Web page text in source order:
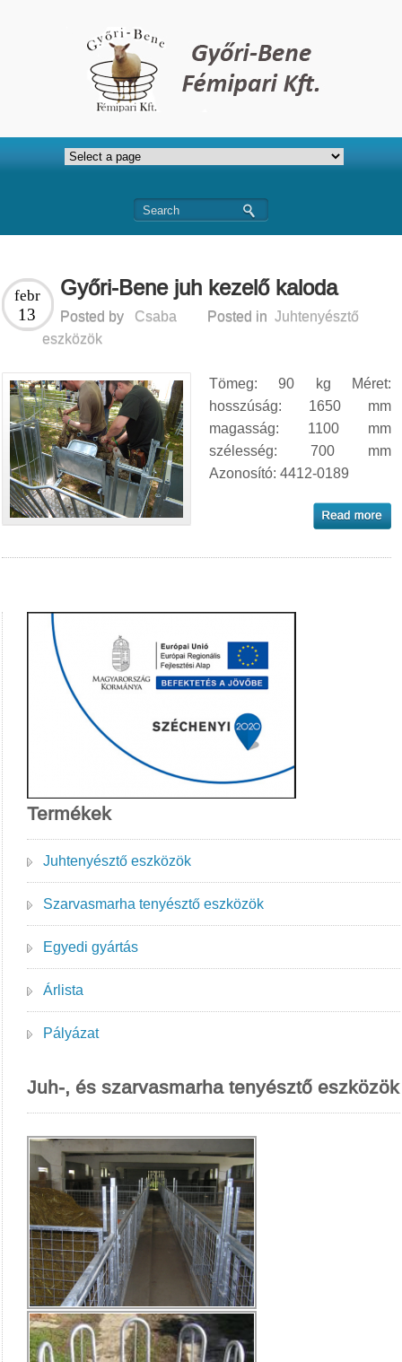
Győri-Bene juh kezelő kaloda
febr
13 Posted by Csaba Posted in Juhtenyésztő
eszközök
Tömeg: 90 kg Méret:
hosszúság: 1650 mm
magasság: 1100 mm
szélesség: 700 mm
Azonosító: 4412-0189
Termékek
Juhtenyésztő eszközök
Szarvasmarha tenyésztő eszközök
Egyedi gyártás
Árlista
Pályázat
Juh-, és szarvasmarha tenyésztő eszközök